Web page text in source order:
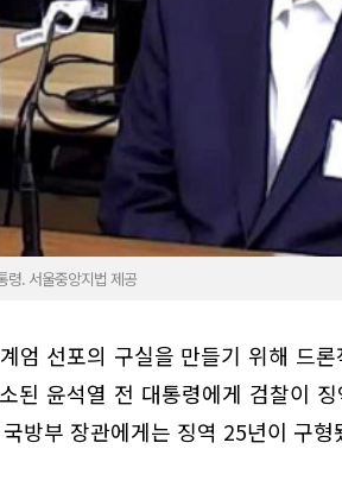
령. 서울중앙지법 제공
엄 선포의 구실을 만들기 위해 드
된 윤석열 전 대통령에게 검찰이
방부 장관에게는 징역 25년이 구형